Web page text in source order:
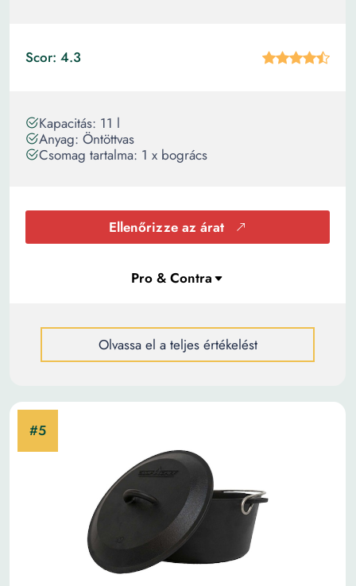
Scor: 4.3
Kapacitás: 11 l
Anyag: Öntöttvas
Csomag tartalma: 1 x bogrács
Ellenőrizze az árat
Olvassa el a teljes értékelést